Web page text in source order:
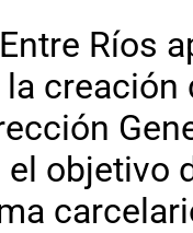
Ríos
creación
objetivo